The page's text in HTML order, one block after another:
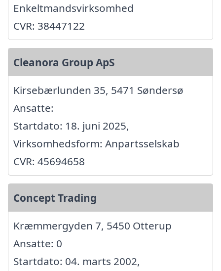
Enkeltmandsvirksomhed
CVR: 38447122
Cleanora Group ApS
Kirsebærlunden 35, 5471 Søndersø
Ansatte:
Startdato: 18. juni 2025,
Virksomhedsform: Anpartsselskab
CVR: 45694658
Concept Trading
Kræmmergyden 7, 5450 Otterup
Ansatte: 0
Startdato: 04. marts 2002,